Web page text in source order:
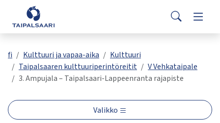
Siirry pääsisältöön
Palaute
Yhteystiedot
Search
Valitse
oleva
tulos
ylös-
alasnuolilla.
Siirry
Asuminen ja rakentaminen
Opetus ja kasvatus
Hyvinvointi ja terveys
Kulttuuri ja vapaa-aika
fi Kulttuuri ja vapaa-aika
Kulttuuri
Taipalsaaren kulttuuriperintöreitit
V Vehkataipale
3. Ampujala – Taipalsaari-Lappeenranta rajapiste
Valikko